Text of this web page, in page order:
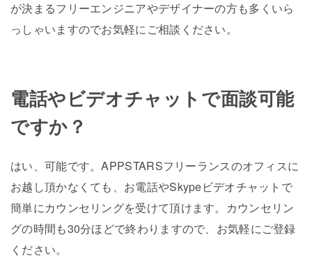
が決まるフリーエンジニアやデザイナーの方も多くいら
っしゃいますのでお気軽にご相談ください。
電話やビデオチャットで面談可能
ですか？
はい、可能です。APPSTARSフリーランスのオフィスに
お越し頂かなくても、お電話やSkypeビデオチャットで
簡単にカウンセリングを受けて頂けます。カウンセリン
グの時間も30分ほどで終わりますので、お気軽にご登録
ください。